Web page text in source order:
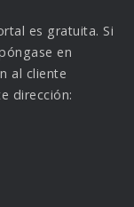
es gratuita. Si
en
al cliente
dirección: